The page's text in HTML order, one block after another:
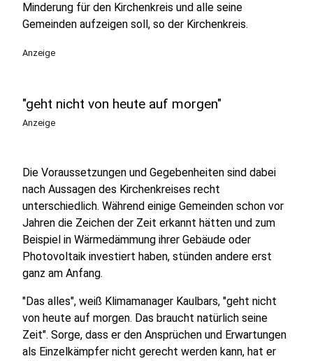
Minderung für den Kirchenkreis und alle seine
Gemeinden aufzeigen soll, so der Kirchenkreis.
Anzeige
"geht nicht von heute auf morgen"
Anzeige
Die Voraussetzungen und Gegebenheiten sind dabei
nach Aussagen des Kirchenkreises recht
unterschiedlich. Während einige Gemeinden schon vor
Jahren die Zeichen der Zeit erkannt hätten und zum
Beispiel in Wärmedämmung ihrer Gebäude oder
Photovoltaik investiert haben, stünden andere erst
ganz am Anfang.
"Das alles", weiß Klimamanager Kaulbars, "geht nicht
von heute auf morgen. Das braucht natürlich seine
Zeit". Sorge, dass er den Ansprüchen und Erwartungen
als Einzelkämpfer nicht gerecht werden kann, hat er